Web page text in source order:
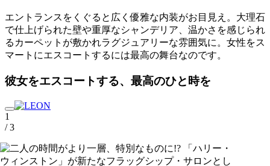
エントランスをくぐると広く優雅な内装がお目見え。大理石
で仕上げられた壁や重厚なシャンデリア、温かさを感じられ
るカーペットが敷かれラグジュアリーな雰囲気に。女性をス
マートにエスコートするには最高の舞台なのです。
彼女をエスコートする、最高のひと時を
1
/ 3